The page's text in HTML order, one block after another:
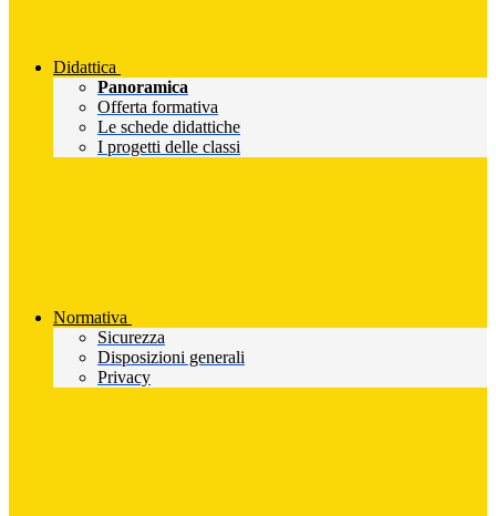
Didattica
Panoramica
Offerta formativa
Le schede didattiche
I progetti delle classi
Normativa
Sicurezza
Disposizioni generali
Privacy